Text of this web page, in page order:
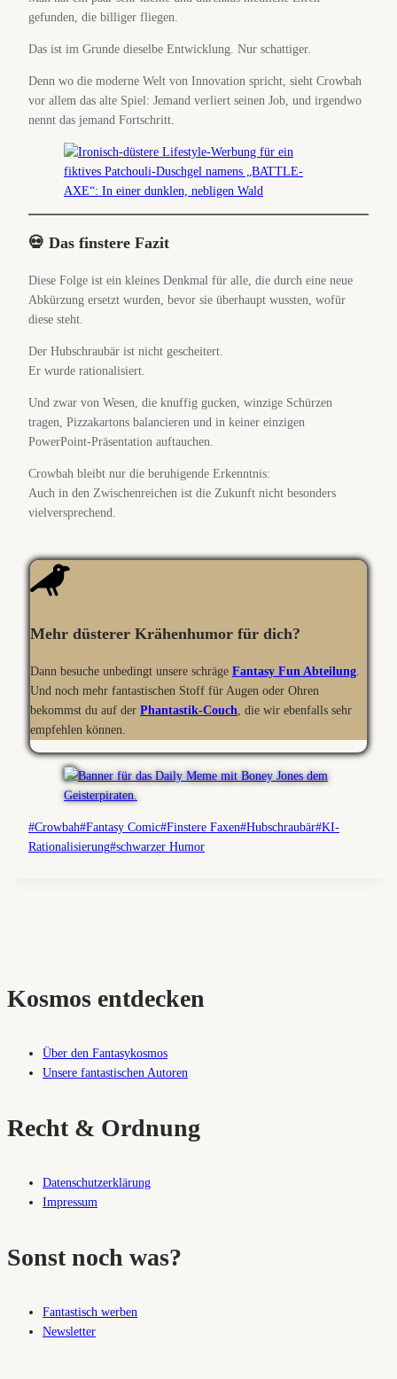
gefunden, die billiger fliegen.
Das ist im Grunde dieselbe Entwicklung. Nur schattiger.
Denn wo die moderne Welt von Innovation spricht, sieht Crowbah
vor allem das alte Spiel: Jemand verliert seinen Job, und irgendwo
nennt das jemand Fortschritt.
💀 Das finstere Fazit
Diese Folge ist ein kleines Denkmal für alle, die durch eine neue
Abkürzung ersetzt wurden, bevor sie überhaupt wussten, wofür
diese steht.
Der Hubschraubär ist nicht gescheitert.
Er wurde rationalisiert.
Und zwar von Wesen, die knuffig gucken, winzige Schürzen
tragen, Pizzakartons balancieren und in keiner einzigen
PowerPoint-Präsentation auftauchen.
Crowbah bleibt nur die beruhigende Erkenntnis:
Auch in den Zwischenreichen ist die Zukunft nicht besonders
vielversprechend.
Mehr düsterer Krähenhumor für dich?
Dann besuche unbedingt unsere schräge Fantasy Fun Abteilung
Und noch mehr fantastischen Stoff für Augen oder Ohren
bekommst du auf der Phantastik-Couch , die wir ebenfalls sehr
empfehlen können.
Schlagworte:
#Crowbah#Fantasy Comic#Finstere Faxen#Hubschraubär#KI-
Rationalisierung#schwarzer Humor
Kosmos entdecken
Über den Fantasykosmos
Unsere fantastischen Autoren
Recht & Ordnung
Datenschutzerklärung
Impressum
Sonst noch was?
Fantastisch werben
Newsletter